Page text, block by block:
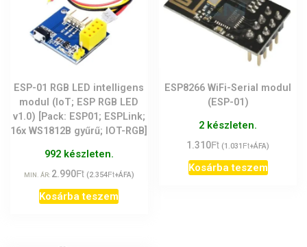
ESP-01 RGB LED intelligens
modul (IoT; ESP RGB LED
v1.0) [Pack: ESP01; ESPLink;
16x WS1812B gyűrű; IOT-RGB]
992 készleten.
MIN. ÁR: 2.990Ft (2.354Ft+ÁFA)
Kosárba teszem
ESP8266 WiFi-Serial modul
(ESP-01)
2 készleten.
1.310Ft (1.031 Ft+ÁFA)
Kosárba teszem